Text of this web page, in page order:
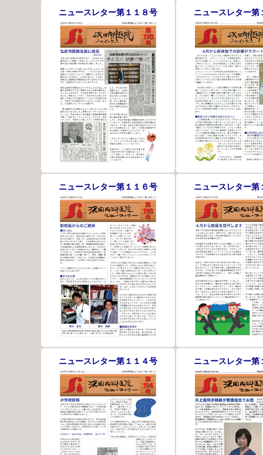
ニュースレター第１１８号 ニュースレター第
ニュースレター第１１６号 ニュースレター第
ニュースレター第１１４号 ニュースレター第